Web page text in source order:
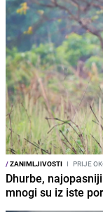
/ZANIMLJIVOSTI I PRIJE
Dhurbe,
mnogi su iz iste